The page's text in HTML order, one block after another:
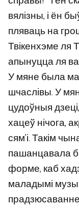
вялізны, і ён
пляваць на
Твікенхэме ля
апынуцца ля
У мяне была
шчаслівы. У
цудоўныя
хацеў нічога,
сям’і. Такім
пашанцавала
форме, каб
маладымі